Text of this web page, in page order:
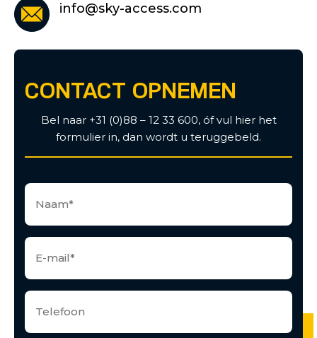
info@sky-access.com
CONTACT OPNEMEN
Bel naar +31 (0)88 – 12 33 600, óf vul hier het
formulier in, dan wordt u teruggebeld.